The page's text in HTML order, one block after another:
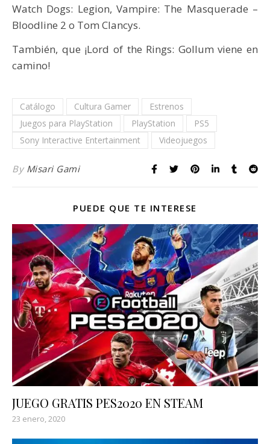
Watch Dogs: Legion, Vampire: The Masquerade –
Bloodline 2 o Tom Clancys.
También, que ¡Lord of the Rings: Gollum viene en
camino!
Catálogo Cultura Gamer
Estrenos
Juegos para PlayStation
PlayStation
PS5
Sony Interactive Entertainment
Videojuegos
By Misari Gami
PUEDE QUE TE INTERESE
JUEGO GRATIS PES2020 EN STEAM
23 enero, 2020